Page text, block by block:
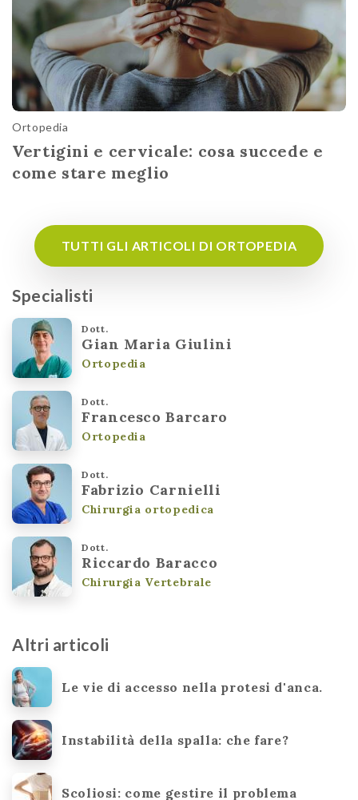
Ortopedia
Vertigini e cervicale: cosa succede e
come stare meglio
TUTTI GLI ARTICOLI DI ORTOPEDIA
Specialisti
Dott.
Gian Maria Giulini
Ortopedia
Dott.
Francesco Barcaro
Ortopedia
Dott.
Fabrizio Carnielli
Chirurgia ortopedica
Dott.
Riccardo Baracco
Chirurgia Vertebrale
Altri articoli
Le vie di accesso nella protesi d'anca.
Instabilità della spalla: che fare?
Scoliosi: come gestire il problema